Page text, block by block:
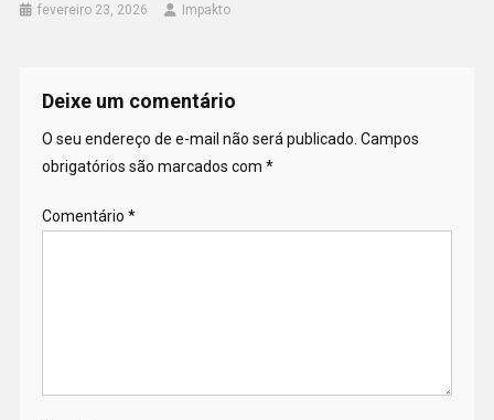
fevereiro 23, 2026 Impakto
Deixe um comentário
O seu endereço de e-mail não será publicado. Campos
obrigatórios são marcados com *
Comentário *